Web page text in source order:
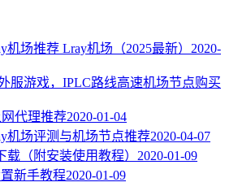
机场推荐 Lray机场（2025最新） 2020-
服游戏，IPLC路线高速机场节点购买
代理推荐2020-01-04
机场评测与机场节点推荐2020-04-07
载（附安装使用教程） 2020-01-09
新手教程2020-01-09